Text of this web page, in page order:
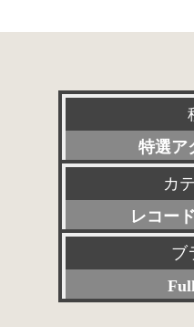
特選ア
委
その他
カ
レコー
プ
ブ